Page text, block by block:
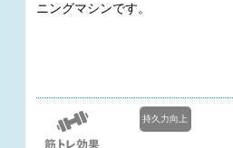
ニングマシンです。
持久力向上